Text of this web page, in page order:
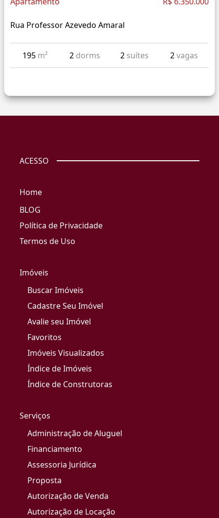
Rua Professor Azevedo Amaral
195 m² 2 dorms 2 suítes 2vagas
ACESSO
Home
BLOG
Política de Privacidade
Termos de Uso
Imóveis
Buscar Imóveis
Cadastre Seu Imóvel
Avalie seu Imóvel
Favoritos
Imóveis Visualizados
Índice de Imóveis
Índice de Construtoras
Serviços
Administração de Aluguel
Financiamento
Assessoria Jurídica
Proposta
Autorização de Venda
Autorização de Locação